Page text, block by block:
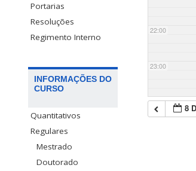
Portarias
Resoluções
Regimento Interno
INFORMAÇÕES DO
CURSO
Quantitativos
Regulares
Mestrado
Doutorado
22:00
23:00
8